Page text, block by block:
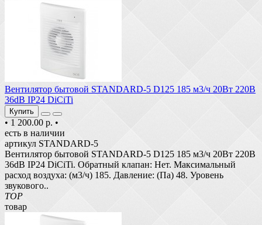
Вентилятор бытовой STANDARD-5 D125 185 м3/ч 20Вт 220В
36dB IP24 DiCiTi
Купить
• 1 200.00 р. •
есть в наличии
артикул STANDARD-5
Вентилятор бытовой STANDARD-5 D125 185 м3/ч 20Вт 220В
36dB IP24 DiCiTi. Обратный клапан: Нет. Максимальный
расход воздуха: (м3/ч) 185. Давление: (Па) 48. Уровень
звукового..
TOP
товар